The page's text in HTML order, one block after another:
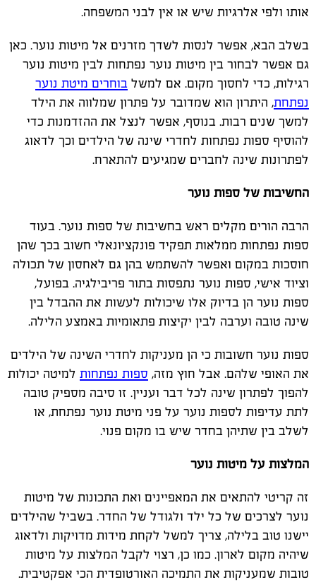
אותו ולפי אלרגיות שיש או אין לבני המשפחה.
בשלב הבא, אפשר לנסות לשדך מזרנים אל מיטות נוער. כאן
גם אפשר לבחור בין מיטות נוער נפתחות לבין מיטות נוער
רגילות, כדי לחסוך מקום. אם למשל בוחרים מיטת נוער
נפתחת, היתרון הוא שמדובר על פתרון שמלווה את הילד
למשך שנים רבות. בנוסף, אפשר לנצל את ההזדמנות כדי
להוסיף ספות נפתחות לחדרי שינה של הילדים וכך לדאוג
לפתרונות שינה לחברים שמגיעים להתארח.
החשיבות של ספות נוער
הרבה הורים מקלים ראש בחשיבות של ספות נוער. בעוד
ספות נפתחות ממלאות תפקיד פונקציונאלי חשוב בכך שהן
חוסכות במקום ואפשר להשתמש בהן גם לאחסון של תכולה
וציוד אישי, ספות נוער נתפסות בתור פריבילגיה. בפועל,
ספות נוער הן בדיוק אלו שיכולות לעשות את ההבדל בין
שינה טובה וערבה לבין יקיצות פתאומיות באמצע הלילה.
ספות נוער חשובות כי הן מעניקות לחדרי השינה של הילדים
את האופי שלהם. אבל חוץ מזה, ספות נפתחות למיטה יכולות
להפוך לפתרון שינה לכל דבר ועניין. זו סיבה מספיק טובה
לתת עדיפות לספות נוער על פני מיטת נוער נפתחת, או
לשלב בין שתיהן בחדר שיש בו מקום פנוי.
המלצות על מיטות נוער
זה קריטי להתאים את המאפיינים ואת התכונות של מיטות
נוער לצרכים של כל ילד ולגודל של החדר. בשביל שהילדים
יישנו טוב בלילה, צריך למשל לקחת מידות מדויקות ולדאוג
שיהיה מקום לארון. כמו כן, רצוי לקבל המלצות על מיטות
טובות שמעניקות את התמיכה האורטופדית הכי אפקטיבית.